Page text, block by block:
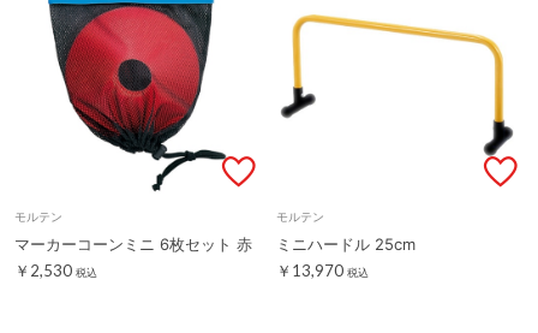
モルテン
マーカーコーンミニ 6枚セット 赤
￥2,530 税込
モルテン
ミニハードル 25cm
￥13,970 税込